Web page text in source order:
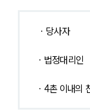
∙ 당사자
∙ 법정대리인
∙ 4촌 이내의